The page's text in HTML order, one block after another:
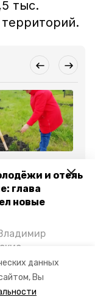
данных
Вы
и отель
глава
новые
и
о
для местных
тыс.
высадили
минводы